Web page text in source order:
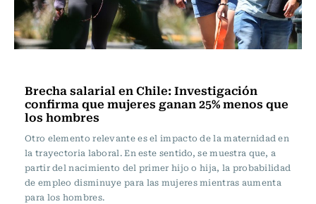
Brecha salarial en Chile: Investigación
confirma que mujeres ganan 25% menos que
los hombres
Otro elemento relevante es el impacto de la maternidad en
la trayectoria laboral. En este sentido, se muestra que, a
partir del nacimiento del primer hijo o hija, la probabilidad
de empleo disminuye para las mujeres mientras aumenta
para los hombres.